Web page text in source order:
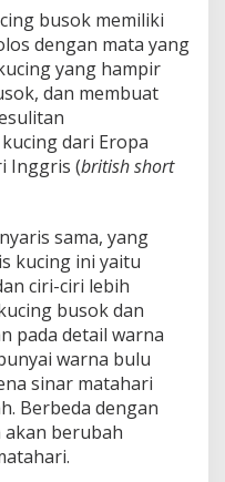
busok memiliki
dengan mata yang
yang hampir
dan membuat
dari Eropa
Inggris (british short
sama, yang
kucing ini yaitu
ciri-ciri lebih
busok dan
pada detail warna
warna bulu
sinar matahari
Berbeda dengan
akan berubah